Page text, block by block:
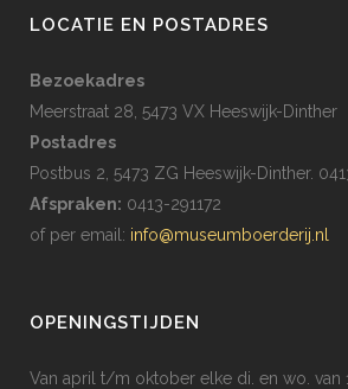
LOCATIE EN POSTADRES
Bezoekadres
Meerstraat 28, 5473 VX Heeswijk-Dinther
Postadres
Postbus 2, 5473 ZG Heeswijk-Dinther.
Afspraken: 0413-291172
of per email: info@museumboerderij.nl
OPENINGSTIJDEN
Van april t/m oktober elke di. en wo. van